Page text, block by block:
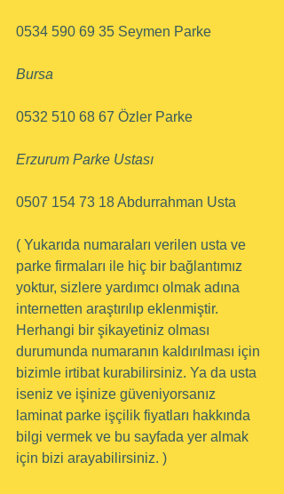
0534 590 69 35 Seymen Parke
Bursa
0532 510 68 67 Özler Parke
Erzurum Parke Ustası
0507 154 73 18 Abdurrahman Usta
( Yukarıda numaraları verilen usta ve
parke firmaları ile hiç bir bağlantımız
yoktur, sizlere yardımcı olmak adına
internetten araştırılıp eklenmiştir.
Herhangi bir şikayetiniz olması
durumunda numaranın kaldırılması için
bizimle irtibat kurabilirsiniz. Ya da usta
iseniz ve işinize güveniyorsanız
laminat parke işçilik fiyatları hakkında
bilgi vermek ve bu sayfada yer almak
için bizi arayabilirsiniz. )